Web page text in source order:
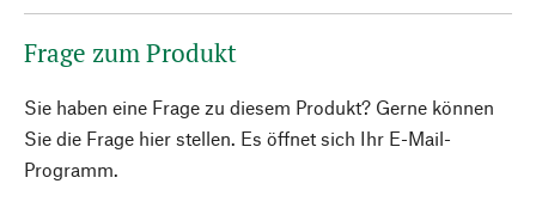
Frage zum Produkt
Sie haben eine Frage zu diesem Produkt? Gerne können
Sie die Frage hier stellen. Es öffnet sich Ihr E-Mail-
Programm.